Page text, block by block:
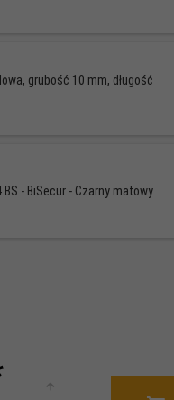
grubość 10 mm, długość
BS - BiSecur - Czarny matowy